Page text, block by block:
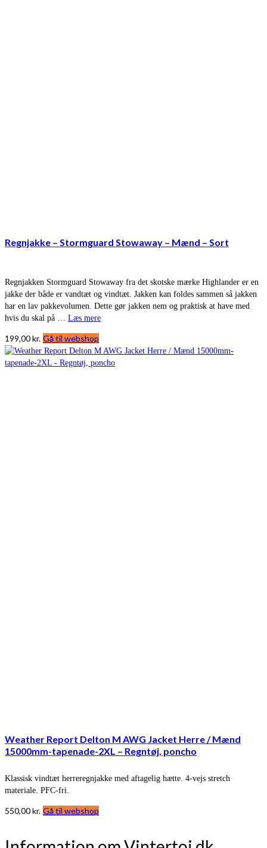
Regnjakke – Stormguard Stowaway – Mænd – Sort
Regnjakken Stormguard Stowaway fra det skotske mærke Highlander er en
jakke der både er vandtæt og vindtæt. Jakken kan foldes sammen så jakken
har en lav pakkevolumen. Dette gør jakken nem og praktisk at have med
hvis du skal på … Læs mere
199,00kr. Gå til webshop
Weather Report Delton M AWG Jacket Herre / Mænd
15000mm-tapenade-2XL – Regntøj, poncho
Klassisk vindtæt herreregnjakke med aftagelig hætte. 4-vejs stretch
materiale. PFC-fri.
550,00kr. Gå til webshop